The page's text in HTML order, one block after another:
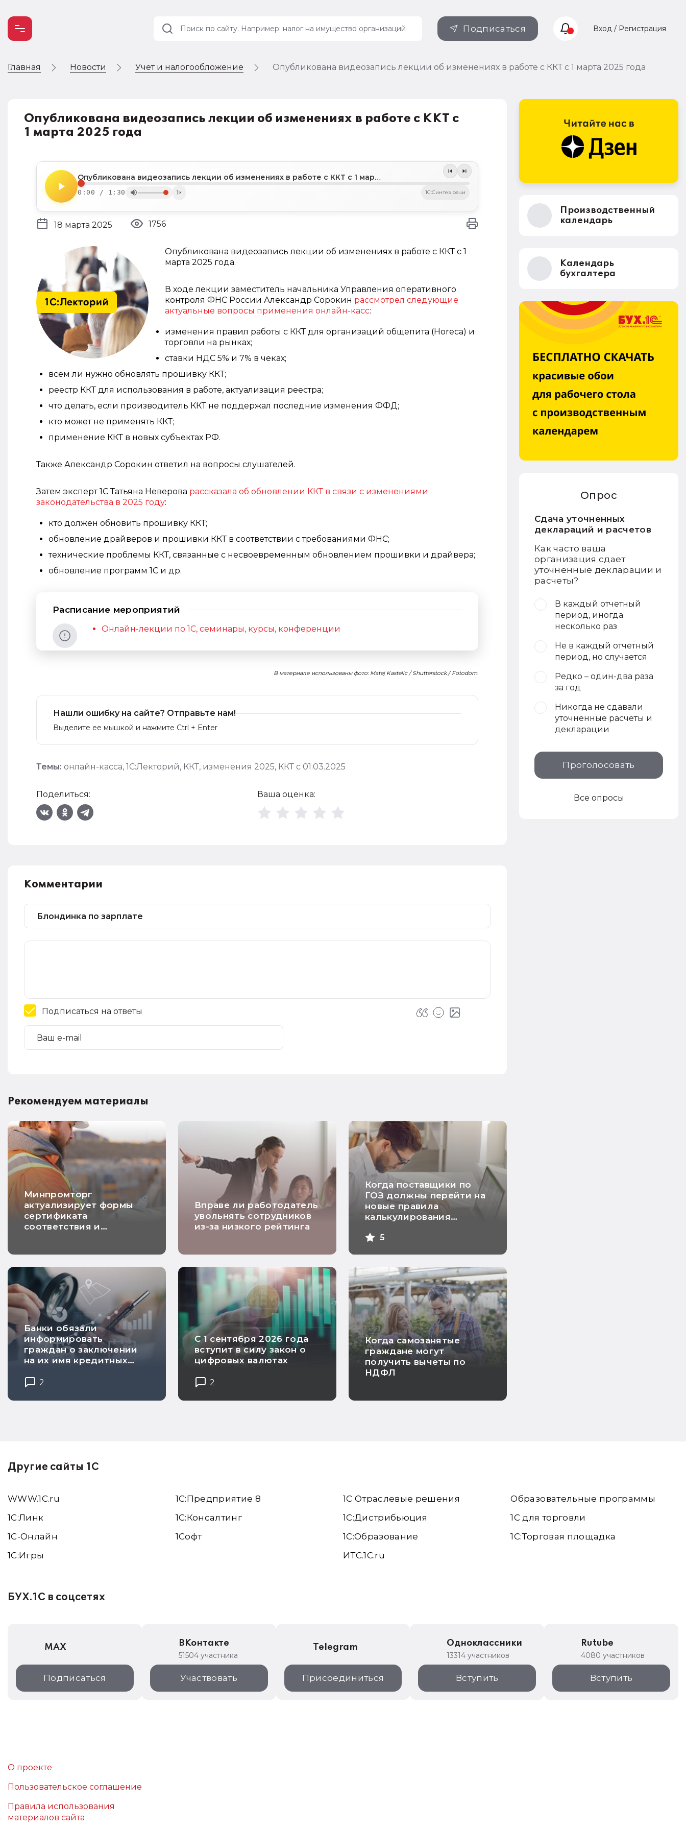
Подписаться Вход / Регистрация
Главная Новости Учет и налогообложение Опубликована видеозапись лекции об изменениях в работе с ККТ с 1 марта 2025 года
Опубликована видеозапись лекции об изменениях в работе с ККТ с
1 марта 2025 года
Опубликована видеозапись лекции об изменениях в работе с ККТ с 1 марта 2025 года
0:00 / 1:30 1× 1C:Синтез речи
18 марта 2025 1756
Опубликована видеозапись лекции об изменениях в работе с ККТ с 1
марта 2025 года.
В ходе лекции заместитель начальника Управления оперативного
контроля ФНС России Александр Сорокин рассмотрел следующие
актуальные вопросы применения онлайн-касс:
изменения правил работы с ККТ для организаций общепита (Horeca) и
торговли на рынках;
ставки НДС 5% и 7% в чеках;
всем ли нужно обновлять прошивку ККТ;
реестр ККТ для использования в работе, актуализация реестра;
что делать, если производитель ККТ не поддержал последние изменения ФФД;
кто может не применять ККТ;
применение ККТ в новых субъектах РФ.
Также Александр Сорокин ответил на вопросы слушателей.
Затем эксперт 1С Татьяна Неверова рассказала об обновлении ККТ в связи с изменениями
законодательства в 2025 году:
кто должен обновить прошивку ККТ;
обновление драйверов и прошивки ККТ в соответствии с требованиями ФНС;
технические проблемы ККТ, связанные с несвоевременным обновлением прошивки и драйвера;
обновление программ 1С и др.
Расписание мероприятий
Онлайн-лекции по 1С, семинары, курсы, конференции
В материале использованы фото: Matej Kastelic / Shutterstock / Fotodom.
Нашли ошибку на сайте? Отправьте нам!
Выделите ее мышкой и нажмите Ctrl + Enter
Темы: онлайн-касса, 1С:Лекторий, ККТ, изменения 2025, ККТ с 01.03.2025
Поделиться: Ваша оценка:
Комментарии
Подписаться на ответы
Рекомендуем материалы
Минпромторг
актуализирует формы
сертификата
соответствия и
Вправе ли работодатель
увольнять сотрудников
из-за низкого рейтинга
Когда поставщики по
ГОЗ должны перейти на
новые правила
калькулирования
продукции
5
Банки обязали
информировать
граждан о заключении
на их имя кредитных
2
С 1 сентября 2026 года
вступит в силу закон о
цифровых валютах
2
Когда самозанятые
граждане могут
получить вычеты по
НДФЛ
Производственный
календарь
Календарь
бухгалтера
Опрос
Сдача уточненных
деклараций и расчетов
Как часто ваша
организация сдает
уточненные декларации и
расчеты?
В каждый отчетный
период, иногда
несколько раз
Не в каждый отчетный
период, но случается
Редко – один-два раза
за год
Никогда не сдавали
уточненные расчеты и
декларации
Проголосовать
Все опросы
Другие сайты 1С
WWW.1С.ru
1С:Линк
1С-Онлайн
1C:Игры
1С:Предприятие 8
1С:Консалтинг
1Софт
1С Отраслевые решения
1С:Дистрибьюция
1С:Образование
ИТС.1C.ru
Образовательные программы
1С для торговли
1С:Торговая площадка
БУХ.1С в соцсетях
MAX
Подписаться
ВКонтакте
51504 участника
Участвовать
Telegram
Присоединиться
Одноклассники
13314 участников
Вступить
Rutube
4080 участников
Вступить
О проекте
Пользовательское соглашение
Правила использования
материалов сайта
Учет и